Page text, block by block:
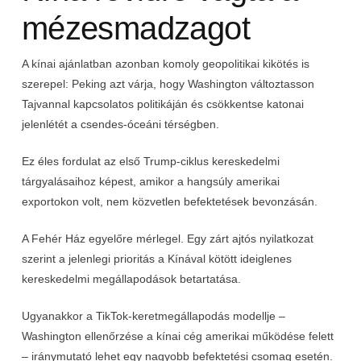
mézesmadzagot
A kínai ajánlatban azonban komoly geopolitikai kikötés is
szerepel: Peking azt várja, hogy Washington változtasson
Tajvannal kapcsolatos politikáján és csökkentse katonai
jelenlétét a csendes-óceáni térségben.
Ez éles fordulat az első Trump-ciklus kereskedelmi
tárgyalásaihoz képest, amikor a hangsúly amerikai
exportokon volt, nem közvetlen befektetések bevonzásán.
A Fehér Ház egyelőre mérlegel. Egy zárt ajtós nyilatkozat
szerint a jelenlegi prioritás a Kínával kötött ideiglenes
kereskedelmi megállapodások betartatása.
Ugyanakkor a TikTok-keretmegállapodás modellje –
Washington ellenőrzése a kínai cég amerikai működése felett
– iránymutató lehet egy nagyobb befektetési csomag esetén.